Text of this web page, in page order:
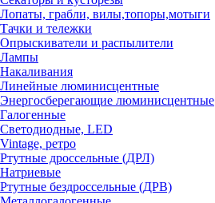
Лопаты, грабли, вилы,топоры,мотыги
Тачки и тележки
Опрыскиватели и распылители
Лампы
Накаливания
Линейные люминисцентные
Энергосберегающие люминисцентные
Галогенные
Светодиодные, LED
Vintage, ретро
Ртутные дроссельные (ДРЛ)
Натриевые
Ртутные бездроссельные (ДРВ)